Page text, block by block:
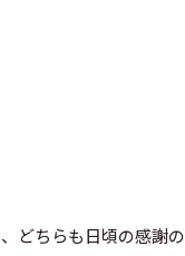
どちらも日頃の感謝